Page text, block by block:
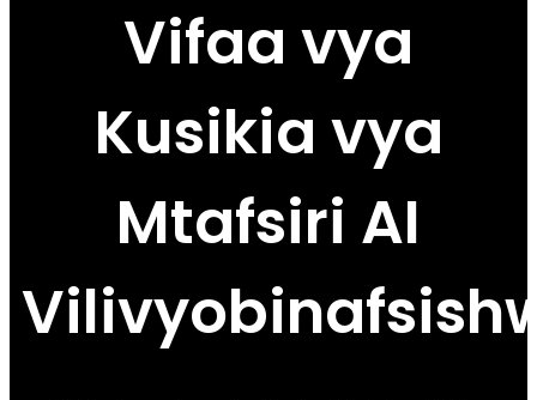
Vifaa vya
Kusikia vya
Mtafsiri AI